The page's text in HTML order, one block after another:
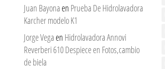
Juan Bayonaen Prueba De Hidrolavadora
Karcher modelo K1
Jorge Vegaen Hidrolavadora Annovi
Reverberi 610 Despiece en Fotos,cambio
de biela